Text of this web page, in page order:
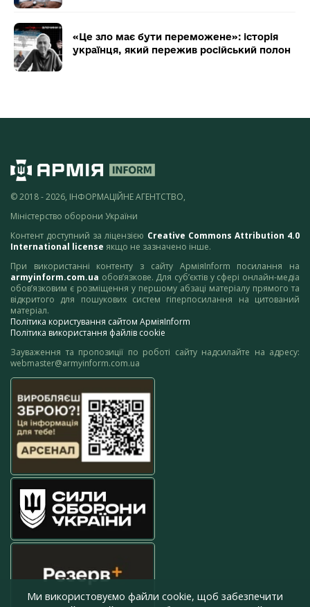
«Це зло має бути переможене»: історія
українця, який пережив російський полон
© 2018 - 2026, ІНФОРМАЦІЙНЕ АГЕНТСТВО,
Міністерство оборони України
Контент доступний за ліцензією Creative Commons Attribution 4.0
International license якщо не зазначено інше.
При використанні контенту з сайту АрміяInform посилання на
armyinform.com.ua обов’язкове. Для суб’єктів у сфері онлайн-медіа
обов’язковим є розміщення у першому абзаці матеріалу прямого та
відкритого для пошукових систем гіперпосилання на цитований
матеріал.
Політика користування сайтом АрміяInform
Політика використання файлів cookie
Зауваження та пропозиції по роботі сайту надсилайте на адресу:
webmaster@armyinform.com.ua
Ми використовуємо файли cookie, щоб забезпечити